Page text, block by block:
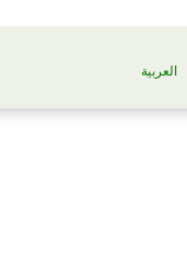
العربية